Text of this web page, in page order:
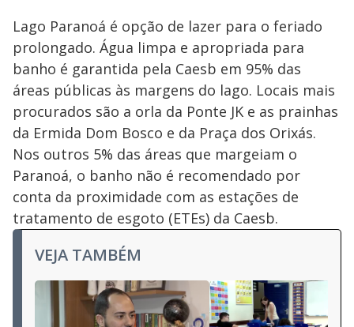
Lago Paranoá é opção de lazer para o feriado
prolongado. Água limpa e apropriada para
banho é garantida pela Caesb em 95% das
áreas públicas às margens do lago. Locais mais
procurados são a orla da Ponte JK e as prainhas
da Ermida Dom Bosco e da Praça dos Orixás.
Nos outros 5% das áreas que margeiam o
Paranoá, o banho não é recomendado por
conta da proximidade com as estações de
tratamento de esgoto (ETEs) da Caesb.
VEJA TAMBÉM